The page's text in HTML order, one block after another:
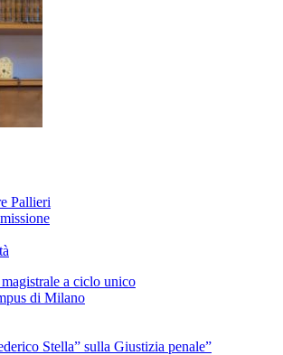
Pallieri
a ciclo unico
di Milano
Stella” sulla Giustizia penale”